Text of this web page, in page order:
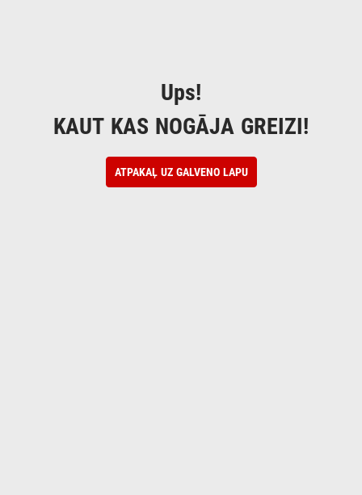
Ups!
KAUT KAS NOGĀJA GREIZI!
ATPAKAĻ UZ GALVENO LAPU